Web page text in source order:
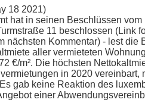
18 2021)
hat in seinen Beschlüssen vom
11 beschlossen (Link
nächsten Kommentar) - lest die
aller vermieteten
€/m². Die höchsten
in 2020 vereinbart,
Es gab keine Reaktion des
einer